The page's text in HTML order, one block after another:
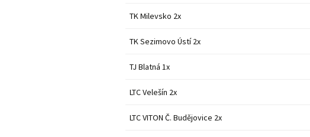
TK Milevsko 2x
TK Sezimovo Ústí 2x
TJ Blatná 1x
LTC Velešín 2x
LTC VITON Č. Budějovice 2x